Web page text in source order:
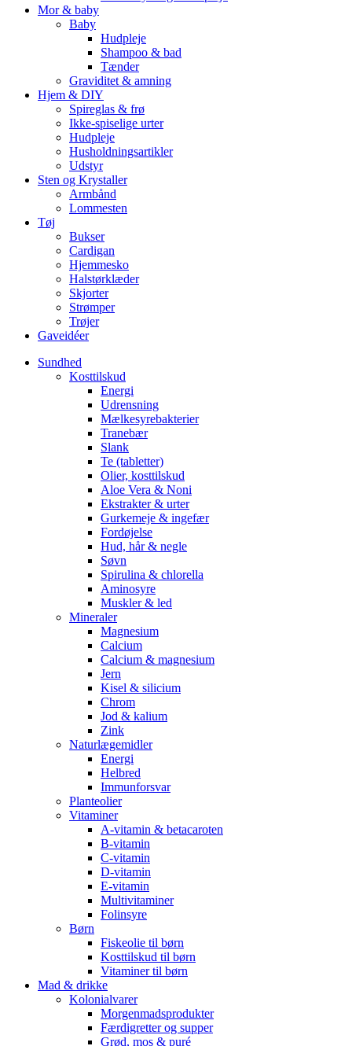
Mor & baby
Baby
Hudpleje
Shampoo & bad
Tænder
Graviditet & amning
Hjem & DIY
Spireglas & frø
Ikke-spiselige urter
Hudpleje
Husholdningsartikler
Udstyr
Sten og Krystaller
Armbånd
Lommesten
Tøj
Bukser
Cardigan
Hjemmesko
Halstørklæder
Skjorter
Strømper
Trøjer
Gaveidéer
Sundhed
Kosttilskud
Energi
Udrensning
Mælkesyrebakterier
Tranebær
Slank
Te (tabletter)
Olier, kosttilskud
Aloe Vera & Noni
Ekstrakter & urter
Gurkemeje & ingefær
Fordøjelse
Hud, hår & negle
Søvn
Spirulina & chlorella
Aminosyre
Muskler & led
Mineraler
Magnesium
Calcium
Calcium & magnesium
Jern
Kisel & silicium
Chrom
Jod & kalium
Zink
Naturlægemidler
Energi
Helbred
Immunforsvar
Planteolier
Vitaminer
A-vitamin & betacaroten
B-vitamin
C-vitamin
D-vitamin
E-vitamin
Multivitaminer
Folinsyre
Børn
Fiskeolie til børn
Kosttilskud til børn
Vitaminer til børn
Mad & drikke
Kolonialvarer
Morgenmadsprodukter
Færdigretter og supper
Grød, mos & puré